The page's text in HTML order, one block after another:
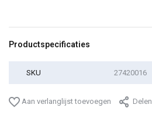
Productspecificaties
SKU 27420016
Aan verlanglijst toevoegen Delen